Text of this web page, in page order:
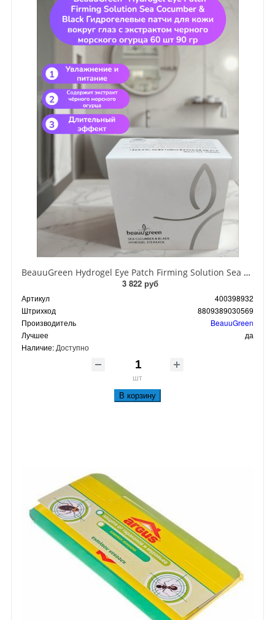
BeauuGreen Hydrogel Eye Patch Firming Solution Sea Cocumber & Black Гидрогелевые патчи для кожи вокруг глаз с экстрактом черного морского огурца 60 шт 90 гр
3 822 руб
Артикул
400398932
Штрихкод
8809389030569
Производитель
BeauuGreen
Лучшее
да
Наличие: Доступно
шт
В корзину